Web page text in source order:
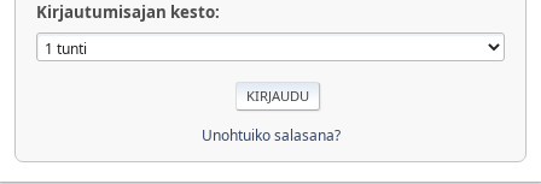
Kirjautumisajan kesto:
Unohtuiko salasana?